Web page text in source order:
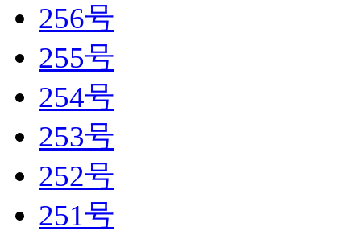
256号
255号
254号
253号
252号
251号